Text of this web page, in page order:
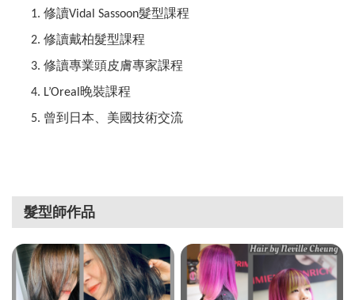
1. 修讀Vidal Sassoon髮型課程
2. 修讀戴柏髮型課程
3. 修讀專業頭皮膚專家課程
4. L’Oreal 晚裝課程
5. 曾到日本、美國技術交流
髮型師作品